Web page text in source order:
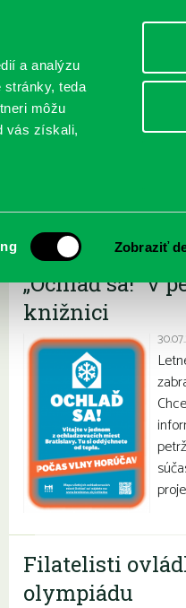
a analýzu
stránky, teda
môžu
vás získali,
Zobraziť
Najnovšie
„Ochlaď sa!“ v
knižnici
Filatelisti
olympiádu